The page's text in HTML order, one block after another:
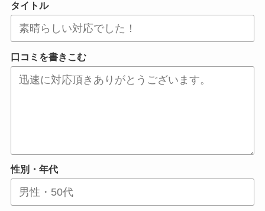
タイトル
口コミを書きこむ
性別・年代